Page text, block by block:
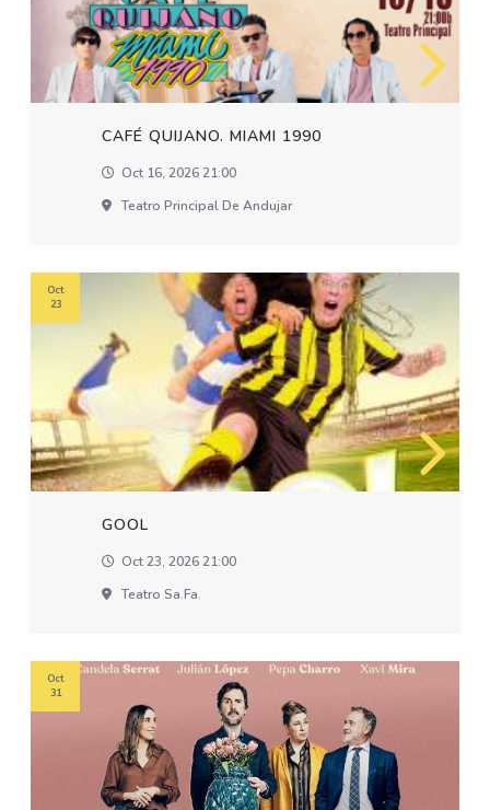
CAFÉ QUIJANO. MIAMI 1990
Oct 16, 2026 21:00
Teatro Principal De Andujar
GOOL
Oct 23, 2026 21:00
Teatro Sa.fa.
Oct
23
Oct
31